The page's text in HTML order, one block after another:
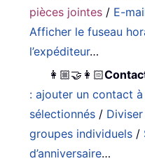
pièces jointes / E-
Afficher le fuseau
l’expéditeur…
👩🏼‍🤝‍👩🏻
: ajouter un contact
sélectionnés /
groupes individuels /
d’anniversaire…